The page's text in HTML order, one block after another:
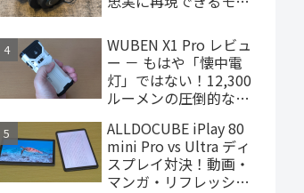
4,000円台で購入でき
ます
WUBEN X1 Pro レビュ
ー － もはや「懐中電
灯」ではない！12,300
ルーメンの圧倒的な輝
LEDライト
ALLDOCUBE iPlay 80
mini Pro vs Ultra ディ
スプレイ対決！動画・
マンガ・リフレッシュ